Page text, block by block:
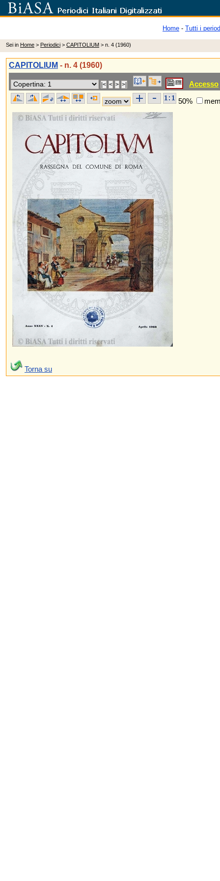
Home - Tutti i
Sei in Home > Periodici > CAPITOLIUM > n. 4 (1960)
CAPITOLIUM - n. 4 (1960)
Accesso
50%
Torna su